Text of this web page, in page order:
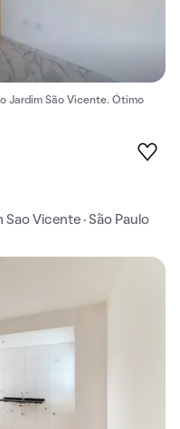
Jardim São Vicente. Ótimo
Vicente · São Paulo